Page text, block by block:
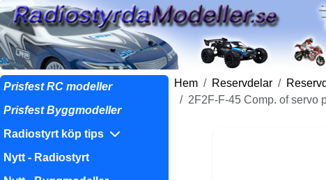
Prisfest RC modeller
Prisfest Byggmodeller
Radiostyrt köp tips
Nytt - Radiostyrt
Hem Reservdelar
2F2F-F-45 Comp. of servo